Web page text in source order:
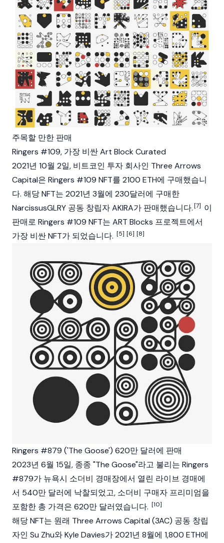
주목할 만한 판매
Ringers #109, 가장 비싼 Art Block Curated
2021년 10월 2일, 비트코인 투자 회사인 Three Arrows
Capital은 Ringers #109 NFT를 2100 ETH에 구매했습니
다. 해당 NFT는 2021년 3월에 230달러에 구매한
NarcissusGLRY 공동 창립자 AKIRA가 판매했습니다.[7] 이
판매로 Ringers #109 NFT는 ART Blocks 프로젝트에서
가장 비싼NFT가 되었습니다. [5] [6] [8]
Ringers #879 ('The Goose') 620만 달러에 판매
2023년 6월 15일, 종종 "The Goose"라고 불리는 Ringers
#879가 뉴욕시 소더비 경매장에서 열린 라이브 경매에
서 540만 달러에 낙찰되었고, 소더비 구매자 프리미엄을
포함한 총 가격은 620만 달러였습니다. [10]
해당 NFT는 원래 Three Arrows Capital (3AC) 공동 창립
자인 Su Zhu와 Kyle Davies가 2021년 8월에 1,800 ETH에